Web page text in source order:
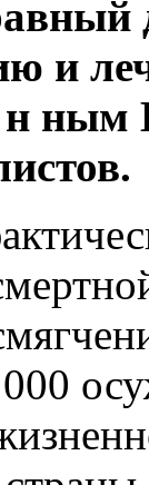
и
н